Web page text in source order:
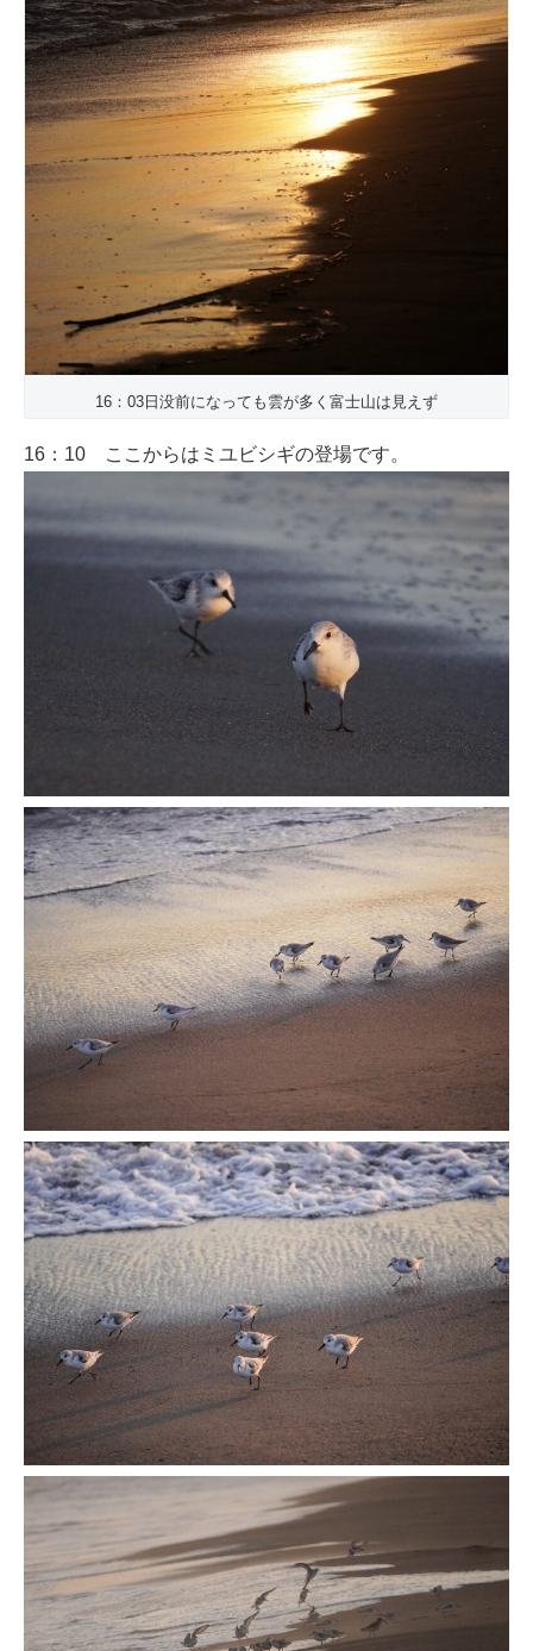
16：03日没前になっても雲が多く富士山は見えず
16：10 ここからはミユビシギの登場です。